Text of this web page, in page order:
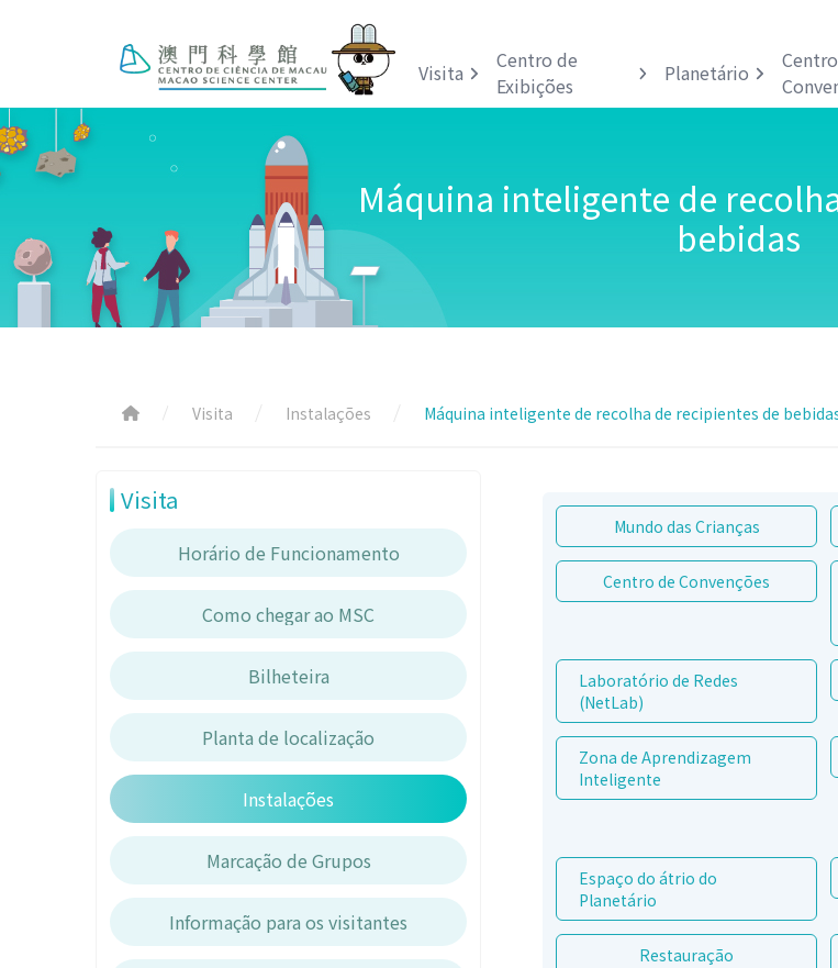
Visita
Centro de
Exibições
Planetário
Máquina inteligente de
bebidas
Visita Instalações Máquina inteligente de recolha de recipientes de
Visita
Horário de Funcionamento
Como chegar ao MSC
Bilheteira
Planta de localização
Instalações
Marcação de Grupos
Informação para os visitantes
Mundo das Crianças
Centro de Convenções
Laboratório de Redes
(NetLab)
Zona de Aprendizagem
Inteligente
Espaço do átrio do
Planetário
Restauração